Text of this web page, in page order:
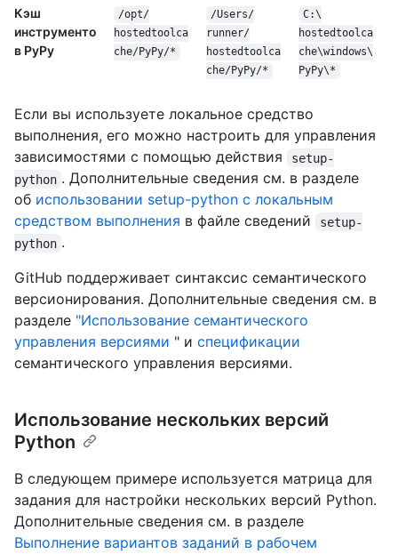
Кэш
инструменто
в PyPy
/opt/
hostedtoolca
che/PyPy/*
/Users/
runner/
hostedtoolca
che/PyPy/*
C:\
hostedtoolca
che\windows\
PyPy\*
Если вы используете локальное средство
выполнения, его можно настроить для управления
зависимостями с помощью действия
setup-
python . Дополнительные сведения см. в разделе
об использовании setup-python с локальным
средством выполнения в файле сведений
setup-
python .
GitHub поддерживает синтаксис семантического
версионирования. Дополнительные сведения см. в
разделе "Использование семантического
управления версиями " и спецификации
семантического управления версиями.
Использование нескольких версий
Python
В следующем примере используется матрица для
задания для настройки нескольких версий Python.
Дополнительные сведения см. в разделе
Выполнение вариантов заданий в рабочем